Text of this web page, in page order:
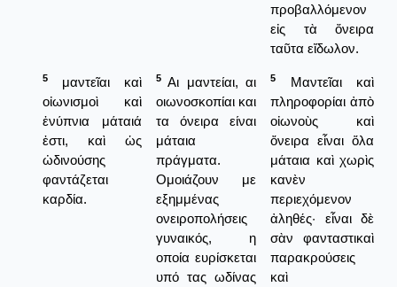
προβαλλόμενον
εἰς τὰ ὄνειρα
ταῦτα εἴδωλον.
5
μαντεῖαι καὶ
οἰωνισμοὶ καὶ
ἐνύπνια μάταιά
ἐστι, καὶ ὡς
ὠδινούσης
φαντάζεται
καρδία.
5 Αι μαντείαι, αι
οιωνοσκοπίαι και
τα όνειρα είναι
μάταια
πράγματα.
Ομοιάζουν με
εξημμένας
ονειροπολήσεις
γυναικός, η
οποία ευρίσκεται
υπό τας ωδίνας
5
Μαντεῖαι καὶ
πληροφορίαι ἀπὸ
οἰωνοὺς καὶ
ὄνειρα εἶναι ὅλα
μάταια καὶ χωρὶς
κανὲν
περιεχόμενον
ἀληθές· εἶναι δὲ
σὰν φανταστικαὶ
παρακρούσεις
καὶ